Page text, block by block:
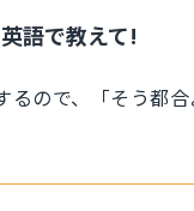
語で教えて!
ので、「そう都合